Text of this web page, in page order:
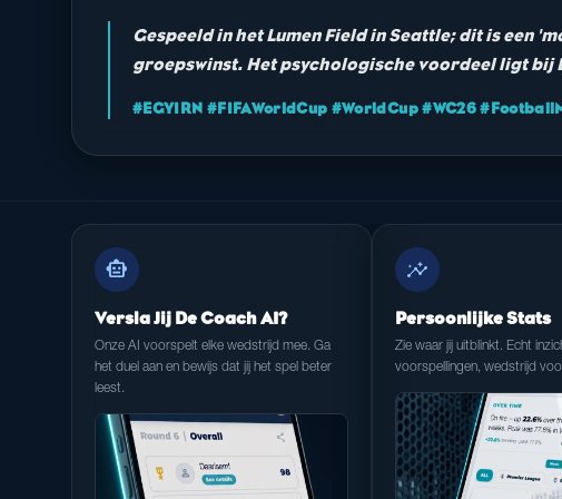
Gespeeld in het Lumen Field in Seattle; dit is een
groepswinst. Het psychologische voordeel ligt
#EGYIRN #FIFAWorldCup #WorldCup #WC26
smart_toy
Versla Jij De Coach AI?
Onze AI voorspelt elke wedstrijd mee. Ga
het duel aan en bewijs dat jij het spel beter
leest.
insights
Persoonlijke Stats
Zie waar jij uitblinkt. Echt
voorspellingen, wedstrijd